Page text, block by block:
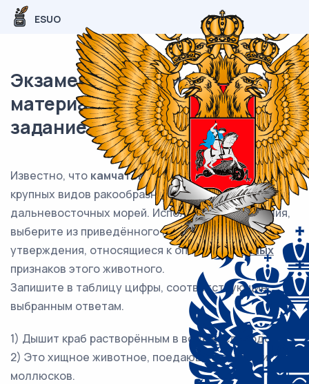
ESUO
Экзаменационный (типовой)
материал ОГЭ / Биология / 07
задание (24) / 40
Известно, что камчатский краб– один из самых
крупных видов ракообразных, обитатель
дальневосточных морей. Используя эти сведения,
выберите из приведённого ниже списка три
утверждения, относящиеся к описаниюданных
признаков этого животного.
Запишите в таблицу цифры, соответствующие
выбранным ответам.
1) Дышит краб растворённым в воде кислородом.
2) Это хищное животное, поедающее червей и
моллюсков.